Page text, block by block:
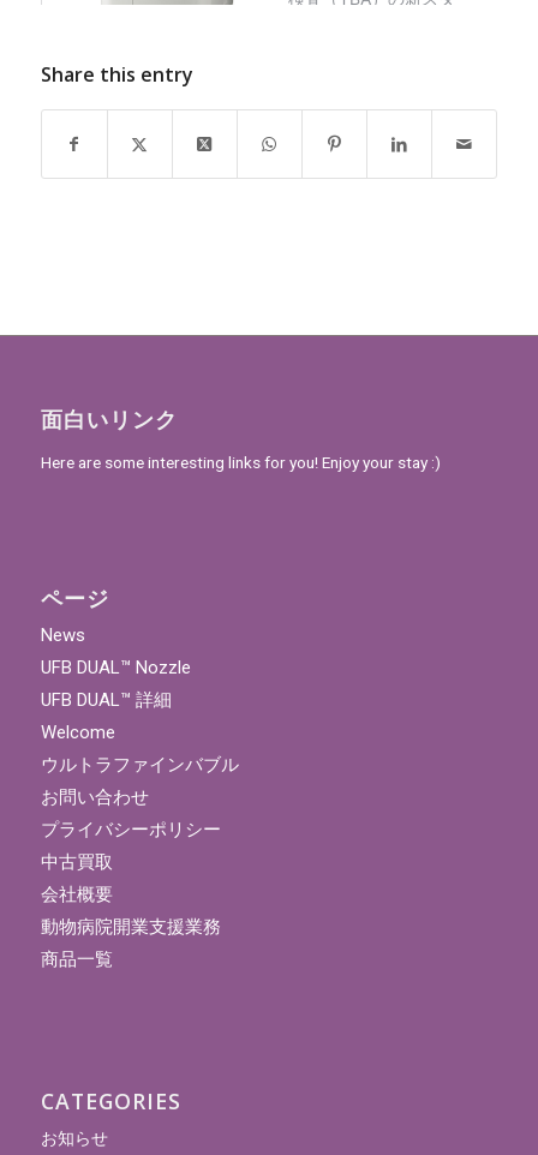
Share this entry
面白いリンク
Here are some interesting links for you! Enjoy your stay :)
ページ
News
UFB DUAL™ Nozzle
UFB DUAL™ 詳細
Welcome
ウルトラファインバブル
お問い合わせ
プライバシーポリシー
中古買取
会社概要
動物病院開業支援業務
商品一覧
CATEGORIES
お知らせ